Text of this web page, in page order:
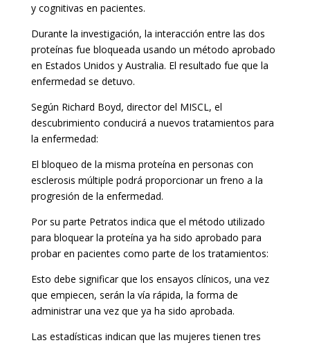
y cognitivas en pacientes.
Durante la investigación, la interacción entre las dos
proteínas fue bloqueada usando un método aprobado
en Estados Unidos y Australia. El resultado fue que la
enfermedad se detuvo.
Según Richard Boyd, director del MISCL, el
descubrimiento conducirá a nuevos tratamientos para
la enfermedad:
El bloqueo de la misma proteína en personas con
esclerosis múltiple podrá proporcionar un freno a la
progresión de la enfermedad.
Por su parte Petratos indica que el método utilizado
para bloquear la proteína ya ha sido aprobado para
probar en pacientes como parte de los tratamientos:
Esto debe significar que los ensayos clínicos, una vez
que empiecen, serán la vía rápida, la forma de
administrar una vez que ya ha sido aprobada.
Las estadísticas indican que las mujeres tienen tres